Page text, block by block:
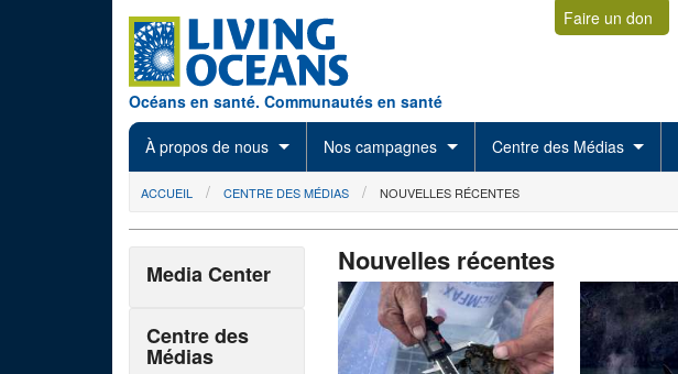
Océans en santé. Communautés en santé
Faire un don
À propos de nous Nos campagnes Centre des Médias
You are here
ACCUEIL CENTRE DES MÉDIAS NOUVELLES RÉCENTES
Nouvelles récentes
Media Center
Centre des
Médias